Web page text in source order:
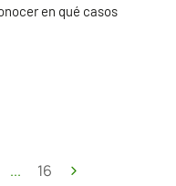
en qué casos
... 16